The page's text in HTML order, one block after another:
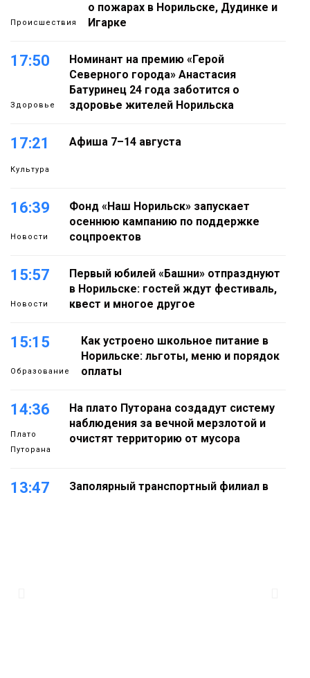
Происшествия
о пожарах в Норильске, Дудинке и
Игарке
17:50
Здоровье
Номинант на премию «Герой
Северного города» Анастасия
Батуринец 24 года заботится о
здоровье жителей Норильска
17:21
Культура
Афиша 7–14 августа
16:39
Новости
Фонд «Наш Норильск» запускает
осеннюю кампанию по поддержке
соцпроектов
15:57
Новости
Первый юбилей «Башни» отпразднуют
в Норильске: гостей ждут фестиваль,
квест и многое другое
15:15
Образование
Как устроено школьное питание в
Норильске: льготы, меню и порядок
оплаты
14:36
Плато
Путорана
На плато Путорана создадут систему
наблюдения за вечной мерзлотой и
очистят территорию от мусора
13:47
Заполярный транспортный филиал в